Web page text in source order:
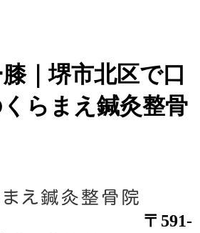
｜堺市北区で口
らまえ鍼灸整骨
〒591-